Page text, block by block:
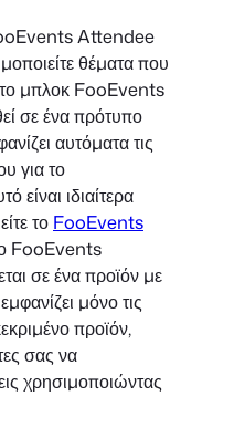
Attendee
θέματα που
το μπλοκ FooEvents
σε ένα πρότυπο
αυτόματα τις
για το
είναι ιδιαίτερα
το FooEvents
FooEvents
σε ένα προϊόν με
μόνο τις
προϊόν,
σας να
χρησιμοποιώντας